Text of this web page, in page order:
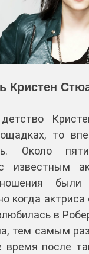
Кристен
то
Около
известным
когда актриса
в
тем самым
после